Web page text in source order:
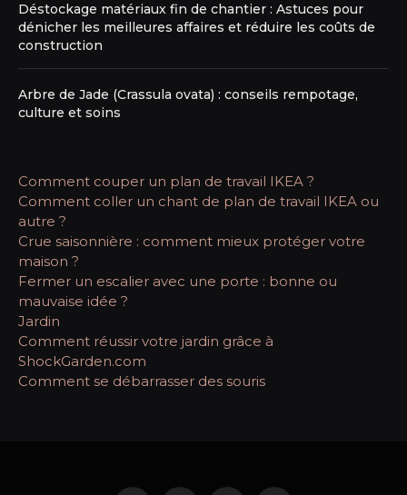
Déstockage matériaux fin de chantier : Astuces pour
dénicher les meilleures affaires et réduire les coûts de
construction
Arbre de Jade (Crassula ovata) : conseils rempotage,
culture et soins
Comment couper un plan de travail IKEA ?
Comment coller un chant de plan de travail IKEA ou
autre ?
Crue saisonnière : comment mieux protéger votre
maison ?
Fermer un escalier avec une porte : bonne ou
mauvaise idée ?
Jardin
Comment réussir votre jardin grâce à
ShockGarden.com
Comment se débarrasser des souris